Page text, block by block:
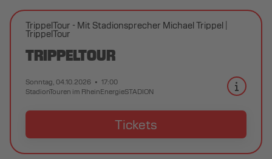
TrippelTour - Mit Stadionsprecher Michael Trippel
TrippelTour
TRIPPELTOUR
Sonntag, 04.10.2026
17:00
StadionTouren im RheinEnergieSTADION
Tickets